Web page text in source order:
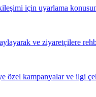
için uyarlama
ve ziyaretçilere
özel kampanyalar ve ilgi